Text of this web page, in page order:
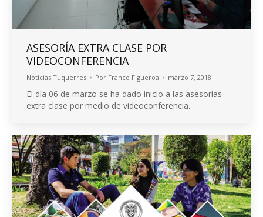
ASESORÍA EXTRA CLASE POR
VIDEOCONFERENCIA
Noticias Tuquerres Por Franco Figueroa marzo 7, 2018
El día 06 de marzo se ha dado inicio a las asesorías
extra clase por medio de videoconferencia.